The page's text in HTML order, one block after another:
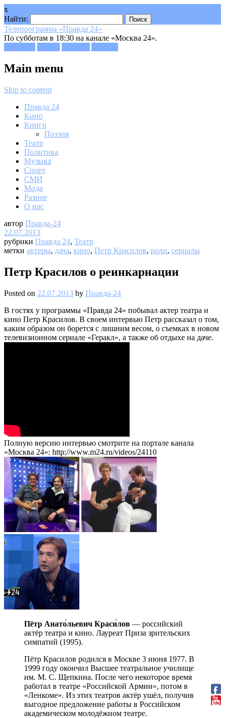
x
Найти:
Телепрограмма «Правда 24»
По субботам в 18:30 на канале «Москва 24».
Main menu
Skip to content
Правда 24
Кино
Книги
Поэзия
Театр
Политика
Музыка
Спорт
СМИ
Мода
Разное
О нас
автор Правда-24
22.07.2013
рубрики Правда 24, Театр
метки актеры, дача, кино, Петр Красилов, роли, сериалы
Петр Красилов о реинкарнации
Posted on 22.07.2013 by Правда-24
В гостях у программы «Правда 24» побывал актер театра и
кино Петр Красилов. В своем интервью Петр рассказал о том,
каким образом он борется с лишним весом, о съемках в новом
телевизионном сериале «Геракл», а также об отдыхе на даче.
Полную версию интервью смотрите на портале канала
«Москва 24»: http://www.m24.ru/videos/24110
Пётр Анато́льевич Краси́лов — российский
актёр театра и кино. Лауреат Приза зрительских
симпатий (1995).
Пётр Красилов родился в Москве 3 июня 1977. В
1999 году окончил Высшее театральное училище
им. М. С. Щепкина. После чего некоторое время
работал в театре «Российской Армии», потом в
«Ленкоме». Из этих театров актёр ушёл, получив
выгодное предложение работы в Российском
академическом молодёжном театре.